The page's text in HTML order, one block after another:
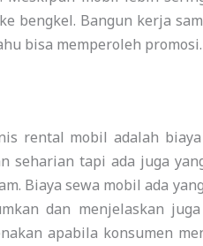
bengkel. Bangun kerja
bisa memperoleh promosi.
rental mobil adalah
seharian tapi ada juga
Biaya sewa mobil ada
dan menjelaskan
apabila konsumen